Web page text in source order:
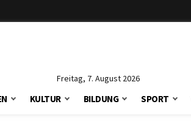
Freitag, 7. August 2026
KULTUR BILDUNG SPORT